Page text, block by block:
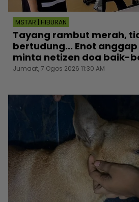
MSTAR | HIBURAN
Tayang rambut merah,
bertudung... Enot
minta netizen doa baik-
Jumaat, 7 Ogos 2026 11:30 AM